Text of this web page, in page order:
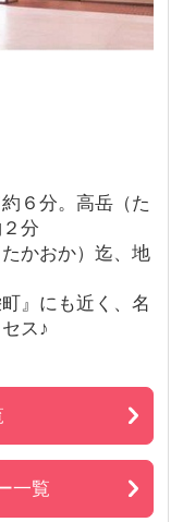
６分。高岳（た
分
かおか）迄、地
』にも近く、名
ス♪
一覧